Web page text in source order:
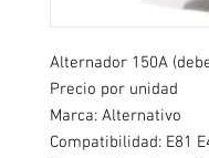
Alternador 150A
Precio por unidad
Marca: Alternativo
Compatibilidad: E81